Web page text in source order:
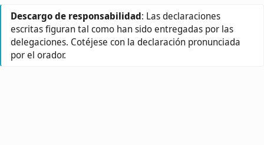
Descargo de responsabilidad: Las declaraciones
escritas figuran tal como han sido entregadas por las
delegaciones. Cotéjese con la declaración pronunciada
por el orador.